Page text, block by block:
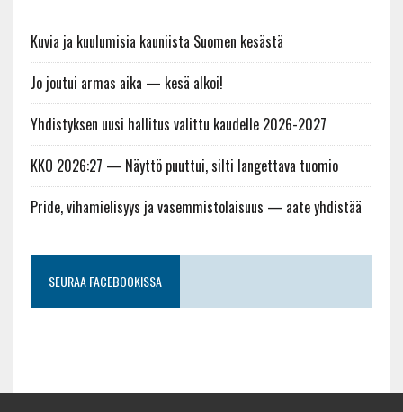
Kuvia ja kuulumisia kauniista Suomen kesästä
Jo joutui armas aika — kesä alkoi!
Yhdistyksen uusi hallitus valittu kaudelle 2026-2027
KKO 2026:27 — Näyttö puuttui, silti langettava tuomio
Pride, vihamielisyys ja vasemmistolaisuus — aate yhdistää
SEURAA FACEBOOKISSA